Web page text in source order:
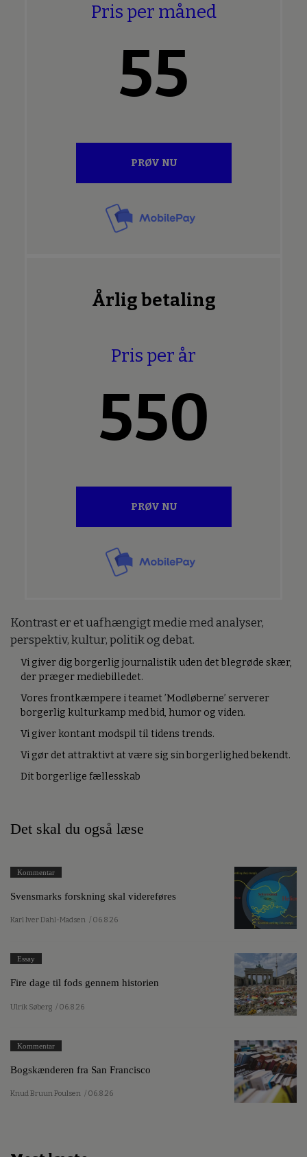
Pris per måned
55
PRØV NU
Årlig betaling
Pris per år
550
PRØV NU
Kontrast er et uafhængigt medie med analyser,
perspektiv, kultur, politik og debat.
Vi giver dig borgerlig journalistik uden det blegrøde skær,
der præger mediebilledet.
Vores frontkæmpere i teamet ’Modløberne’ serverer
borgerlig kulturkamp med bid, humor og viden.
Vi giver kontant modspil til tidens trends.
Vi gør det attraktivt at være sig sin borgerlighed bekendt.
Dit borgerlige fællesskab
Det skal du også læse
Kommentar
Svensmarks forskning skal videreføres
Karl Iver Dahl-Madsen / 06.8.26
Essay
Fire dage til fods gennem historien
Ulrik Søberg / 06.8.26
Kommentar
Bogskænderen fra San Francisco
Knud Bruun Poulsen / 06.8.26